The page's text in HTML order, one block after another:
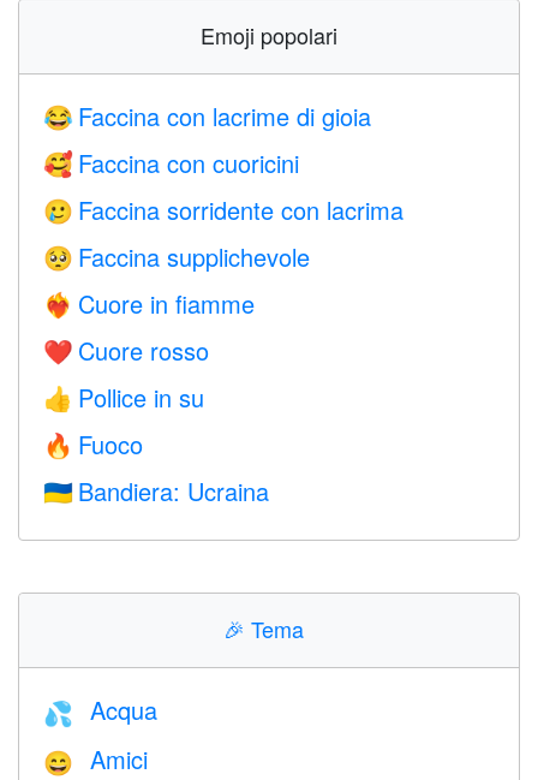
Emoji popolari
😂 Faccina con lacrime di gioia
🥰 Faccina con cuoricini
🥲 Faccina sorridente con lacrima
🥺 Faccina supplichevole
❤️‍🔥 Cuore in fiamme
❤️ Cuore rosso
👍 Pollice in su
🔥 Fuoco
🇺🇦 Bandiera: Ucraina
🎉 Tema
💦 Acqua
😄 Amici